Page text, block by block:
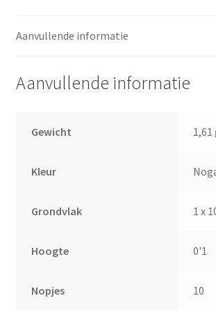
Aanvullende informatie
Aanvullende informatie
Gewicht 1,61
Kleur
Grondvlak 1 x
Hoogte 0'1
Nopjes 10